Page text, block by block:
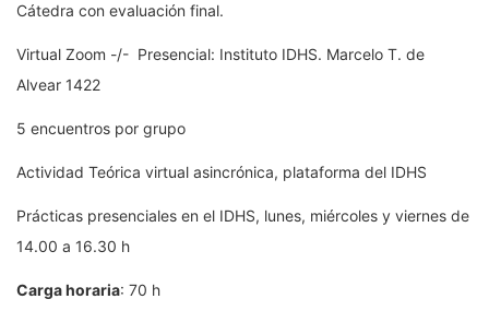
Cátedra con evaluación final.
Virtual Zoom -/- Presencial: Instituto IDHS. Marcelo T. de
Alvear 1422
5 encuentros por grupo
Actividad Teórica virtual asincrónica, plataforma del IDHS
Prácticas presenciales en el IDHS, lunes, miércoles y viernes de
14.00 a 16.30 h
Carga horaria: 70 h